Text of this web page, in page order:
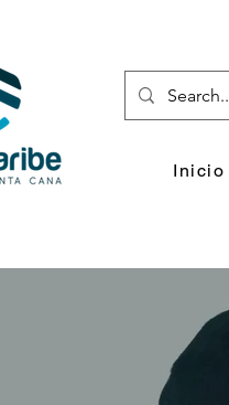
Inicio